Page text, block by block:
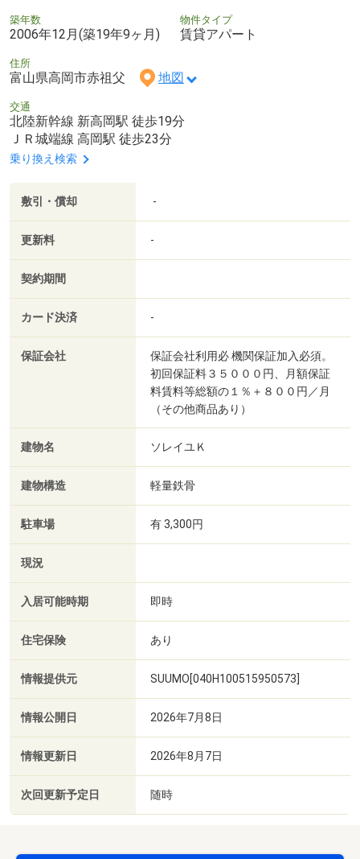
築年数
2006年12月(築19年9ヶ月)
物件タイプ
賃貸アパート
住所
富山県高岡市赤祖父 地図
交通
北陸新幹線 新高岡駅 徒歩19分
ＪＲ城端線 高岡駅 徒歩23分
乗り換え検索
敷引・償却 -
更新料 -
契約期間
カード決済 -
保証会社
保証会社利用必 機関保証加入必須。
初回保証料３５０００円、月額保証
料賃料等総額の１％＋８００円／月
（その他商品あり）
建物名 ソレイユＫ
建物構造 軽量鉄骨
駐車場 有 3,300円
現況
入居可能時期 即時
住宅保険 あり
情報提供元 SUUMO[040H100515950573]
情報公開日 2026年7月8日
情報更新日 2026年8月7日
次回更新予定日 随時